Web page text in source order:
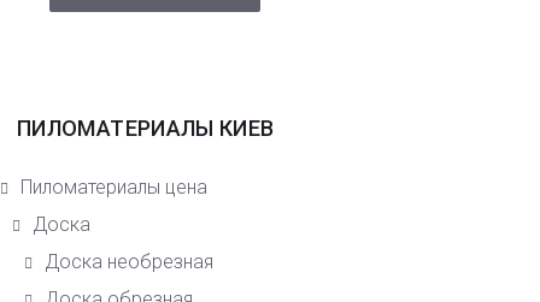
ПИЛОМАТЕРИАЛЫ КИЕВ
Пиломатериалы цена
Доска
Доска необрезная